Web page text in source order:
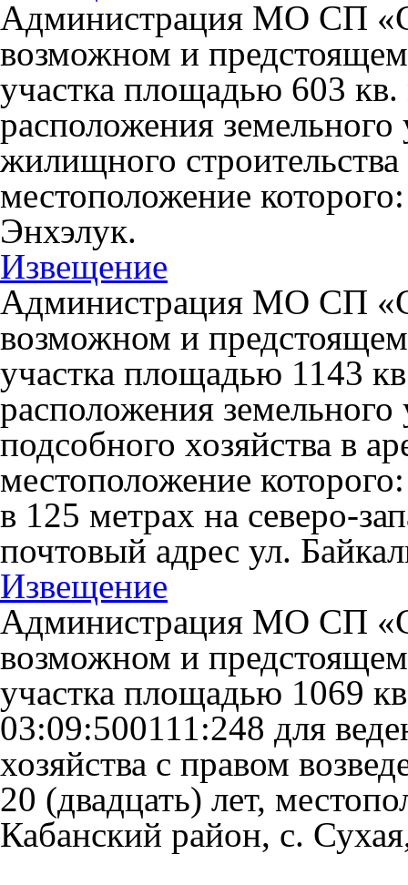
Администрация МО СП
возможном и
участка площадью 603 кв.
расположения
жилищного
местоположение
Энхэлук.
Извещение
Администрация МО СП
возможном и
участка площадью 1143
расположения земельного
подсобного хозяйства в
местоположение
в 125 метрах на северо-
почтовый адрес ул.
Извещение
Администрация МО СП
возможном и
участка площадью 1069
03:09:500111:248 для
хозяйства с правом
20 (двадцать) лет,
Кабанский район, с.